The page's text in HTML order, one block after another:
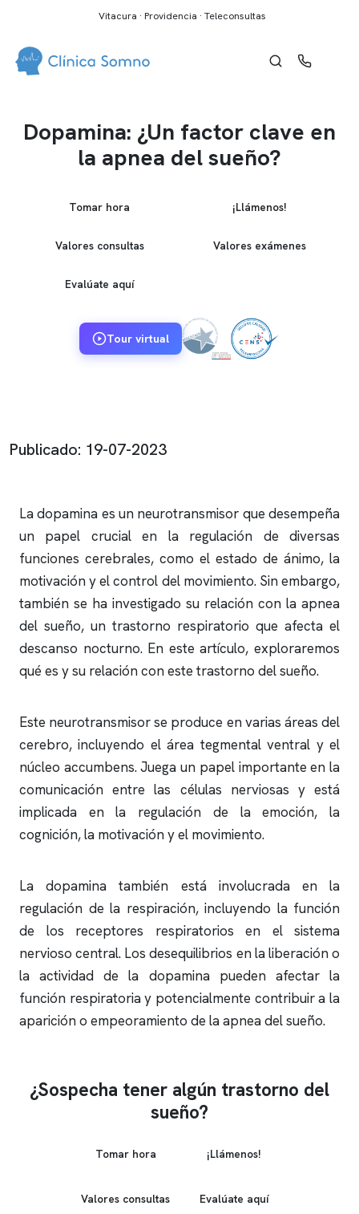
Vitacura · Providencia · Teleconsultas
Dopamina: ¿Un factor clave en
la apnea del sueño?
Tomar hora ¡Llámenos!
Valores consultas Valores exámenes
Evalúate aquí
Tour virtual
Publicado: 19-07-2023
La dopamina es un neurotransmisor que desempeña
un papel crucial en la regulación de diversas
funciones cerebrales, como el estado de ánimo, la
motivación y el control del movimiento. Sin embargo,
también se ha investigado su relación con la apnea
del sueño, un trastorno respiratorio que afecta el
descanso nocturno. En este artículo, exploraremos
qué es y su relación con este trastorno del sueño.
Este neurotransmisor se produce en varias áreas del
cerebro, incluyendo el área tegmental ventral y el
núcleo accumbens. Juega un papel importante en la
comunicación entre las células nerviosas y está
implicada en la regulación de la emoción, la
cognición, la motivación y el movimiento.
La dopamina también está involucrada en la
regulación de la respiración, incluyendo la función
de los receptores respiratorios en el sistema
nervioso central. Los desequilibrios en la liberación o
la actividad de la dopamina pueden afectar la
función respiratoria y potencialmente contribuir a la
aparición o empeoramiento de laapnea del sueño.
¿Sospecha tener algún trastorno del
sueño?
Tomar hora ¡Llámenos!
Valores consultas Evalúate aquí